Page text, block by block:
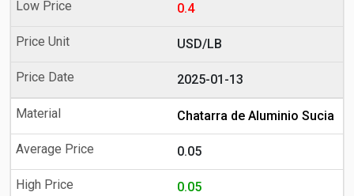
0.4
USD/LB
2025-01-13
Chatarra de Aluminio Sucia
0.05
0.05